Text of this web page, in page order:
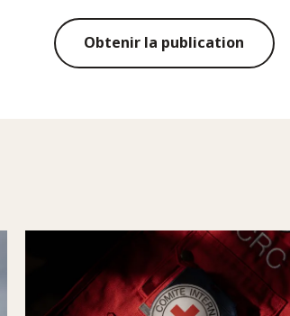
Obtenir la publication